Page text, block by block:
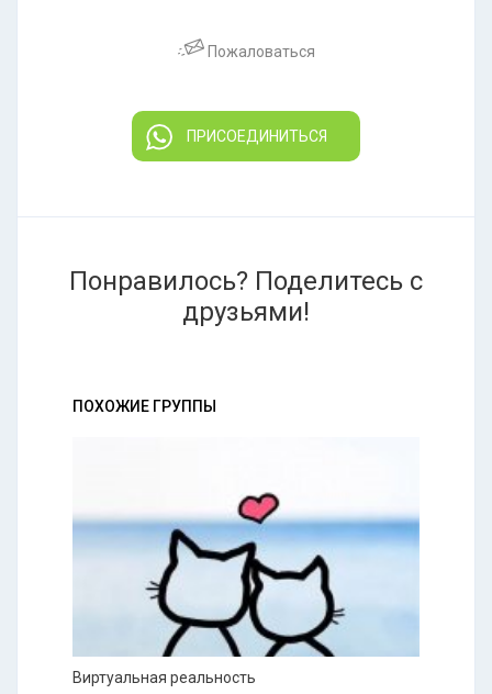
Пожаловаться
ПРИСОЕДИНИТЬСЯ
Понравилось? Поделитесь с
друзьями!
ПОХОЖИЕ ГРУППЫ
Виртуальная реальность